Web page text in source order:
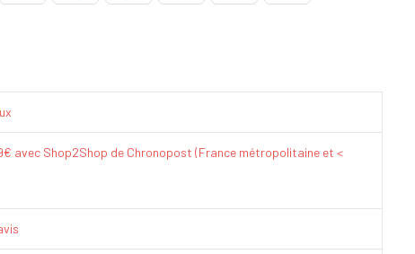
avec Shop2Shop de Chronopost (France métropolitaine et <